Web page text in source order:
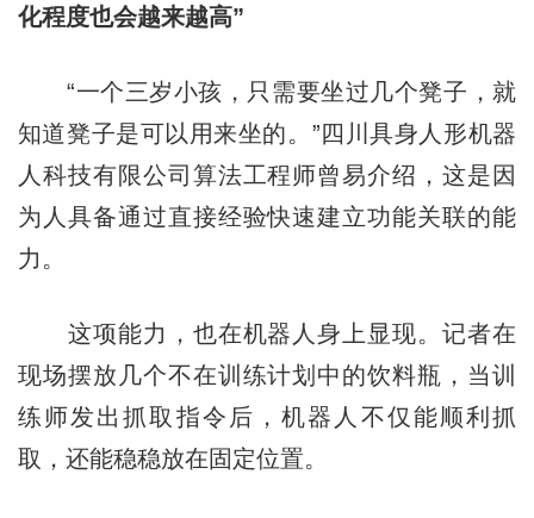
化程度也会越来越高”
“一个三岁小孩，只需要坐过几个凳子，就
知道凳子是可以用来坐的。”四川具身人形机器
人科技有限公司算法工程师曾易介绍，这是因
为人具备通过直接经验快速建立功能关联的能
力。
这项能力，也在机器人身上显现。记者在
现场摆放几个不在训练计划中的饮料瓶，当训
练师发出抓取指令后，机器人不仅能顺利抓
取，还能稳稳放在固定位置。